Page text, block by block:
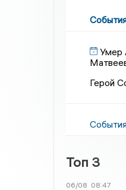
Умер
Герой
Топ 3
06/08 08:47